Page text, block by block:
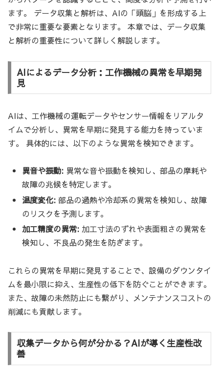
ます。 データ収集と解析は、AIの「頭脳」を形成する上
で非常に重要な要素となります。 本章では、データ収集
と解析の重要性について詳しく解説します。
AIによるデータ分析：工作機械の異常を早期発
見
AIは、工作機械の運転データやセンサー情報をリアルタ
イムで分析し、異常を早期に発見する能力を持っていま
す。 具体的には、以下のような異常を検知できます。
異音や振動: 異常な音や振動を検知し、部品の摩耗や
故障の兆候を特定します。
温度変化: 部品の過熱や冷却系の異常を検知し、故障
のリスクを予測します。
加工精度の異常: 加工寸法のずれや表面粗さの異常を
検知し、不良品の発生を防ぎます。
これらの異常を早期に発見することで、設備のダウンタイ
ムを最小限に抑え、生産性の低下を防ぐことができます。
また、故障の未然防止にも繋がり、メンテナンスコストの
削減にも貢献します。
収集データから何が分かる？AIが導く生産性改
善